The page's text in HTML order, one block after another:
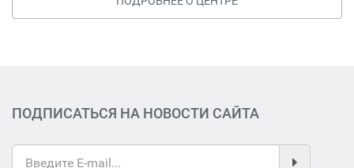
ПОДПИСАТЬСЯ НА НОВОСТИ САЙТА